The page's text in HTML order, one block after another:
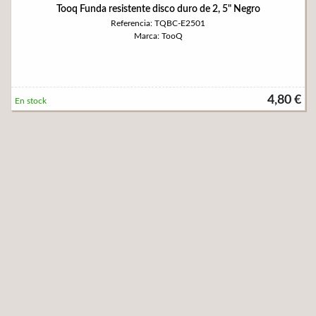
Tooq Funda resistente disco duro de 2, 5" Negro
Referencia: TQBC-E2501
Marca: TooQ
4,80 €
En stock